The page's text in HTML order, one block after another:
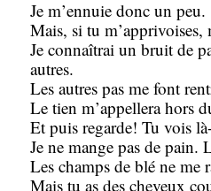
Je m’ennuie donc un peu.
Mais, si tu
Je connaîtrai un bruit de
autres.
Les autres pas me font
Le tien m’appellera hors
Et puis regarde! Tu vois
Je ne mange pas de
Les champs de blé ne me
Mais tu as des cheveux